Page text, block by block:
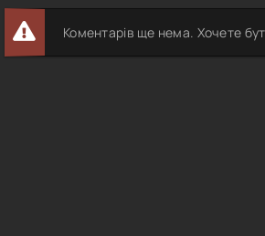
Коментарів ще нема. Хочете